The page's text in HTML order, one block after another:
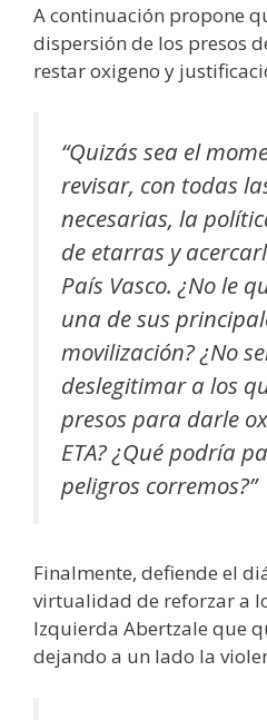
A continuación propone
dispersión de los presos
restar oxigeno y
“Quizás sea el
revisar, con todas
necesarias, la
de etarras y
País Vasco. ¿No le
una de sus
movilización? ¿No
deslegitimar a los
presos para darle
ETA? ¿Qué podría
peligros corremos?”
Finalmente, defiende el
virtualidad de reforzar a
Izquierda Abertzale que
dejando a un lado la